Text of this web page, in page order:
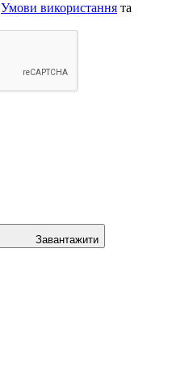
Умови використання та
Завантажити